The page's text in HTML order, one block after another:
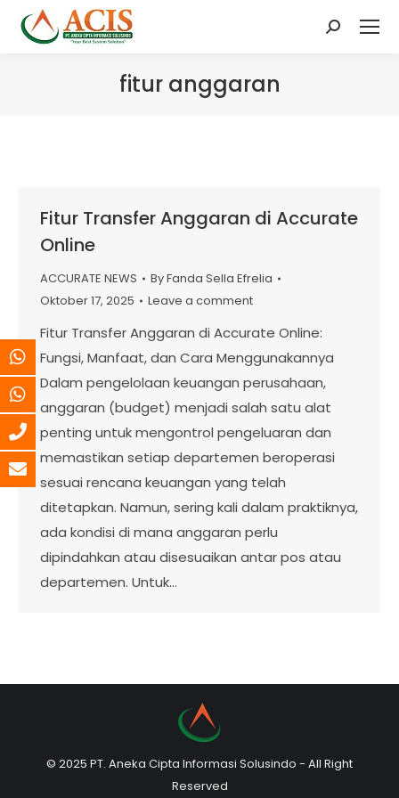
Search:
fitur anggaran
Fitur Transfer Anggaran di Accurate
Online
ACCURATE NEWS ByFanda Sella Efrelia
Oktober 17, 2025
Leave a comment
Fitur Transfer Anggaran di Accurate Online:
Fungsi, Manfaat, dan Cara Menggunakannya
Dalam pengelolaan keuangan perusahaan,
anggaran (budget) menjadi salah satu alat
penting untuk mengontrol pengeluaran dan
memastikan setiap departemen beroperasi
sesuai rencana keuangan yang telah
ditetapkan. Namun, sering kali dalam praktiknya,
ada kondisi di mana anggaran perlu
dipindahkan atau disesuaikan antar pos atau
departemen. Untuk…
© 2025 PT. Aneka Cipta Informasi Solusindo - All Right
Reserved